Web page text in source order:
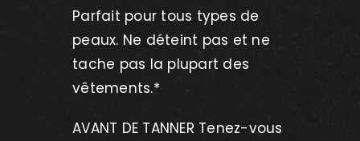
Parfait pour tous types de
peaux. Ne déteint pas et ne
tache pas la plupart des
vêtements.*
AVANT DE TANNER Tenez-vous